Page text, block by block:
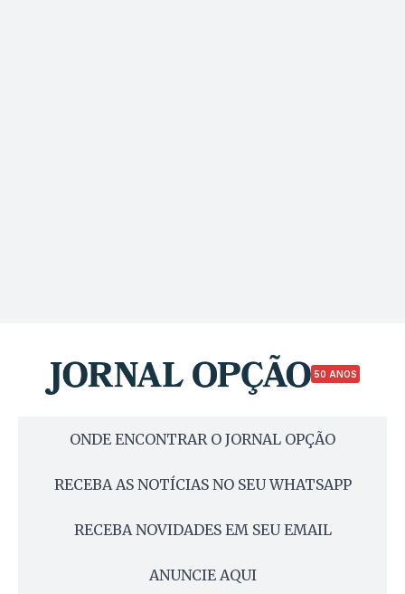
50 ANOS
ONDE ENCONTRAR O JORNAL OPÇÃO
RECEBA AS NOTÍCIAS NO SEU WHATSAPP
RECEBA NOVIDADES EM SEU EMAIL
ANUNCIE AQUI